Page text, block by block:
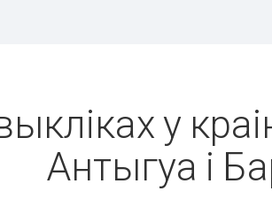
у
Антыгуа і